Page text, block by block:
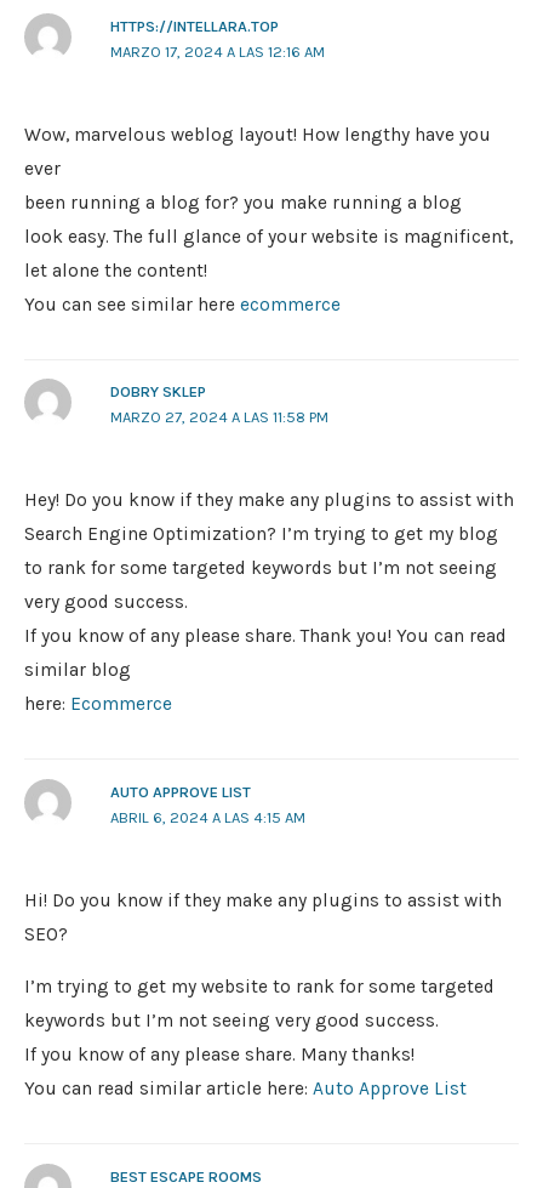
HTTPS://INTELLARA.TOP
MARZO 17, 2024 A LAS 12:16 AM
Wow, marvelous weblog layout! How lengthy have you
ever
been running a blog for? you make running a blog
look easy. The full glance of your website is magnificent,
let alone the content!
You can see similar here ecommerce
DOBRY SKLEP
MARZO 27, 2024 A LAS 11:58 PM
Hey! Do you know if they make any plugins to assist with
Search Engine Optimization? I’m trying to get my blog
to rank for some targeted keywords but I’m not seeing
very good success.
If you know of any please share. Thank you! You can read
similar blog
here: Ecommerce
AUTO APPROVE LIST
ABRIL 6, 2024 A LAS 4:15 AM
Hi! Do you know if they make any plugins to assist with
SEO?
I’m trying to get my website to rank for some targeted
keywords but I’m not seeing very good success.
If you know of any please share. Many thanks!
You can read similar article here: Auto Approve List
BEST ESCAPE ROOMS